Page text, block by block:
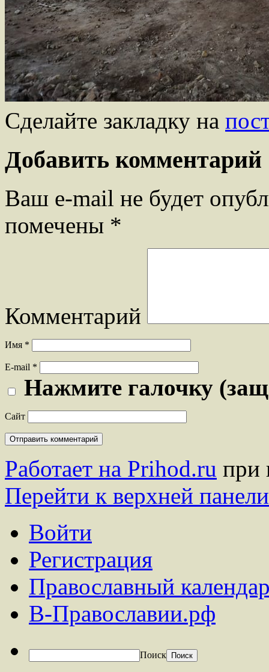
Сделайте закладку на
Добавить комментарий
Ваш e-mail не будет
помечены *
Комментарий
Имя *
E-mail *
Нажмите галочку
Сайт
Работает на Prihod.ru при
Перейти к верхней панели
Войти
Регистрация
Православный
В-Православии.рф
Поиск